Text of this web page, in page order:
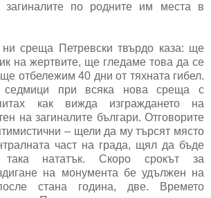
загиналите по родните им места в
среща Петревски твърдо каза: ще
на жертвите, ще гледаме това да се
отбележим 40 дни от тяхната гибел.
седмици при всяка нова среща с
как вижда изграждането на
на загиналите българи. Отговорите
– щели да му търсят място
част на града, щял да бъде
така нататък. Скоро срокът за
на монумента бе удължен на
стана година, две. Времето